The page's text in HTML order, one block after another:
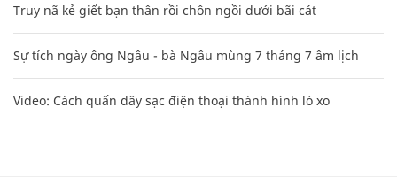
Truy nã kẻ giết bạn thân rồi chôn ngồi dưới bãi cát
Sự tích ngày ông Ngâu - bà Ngâu mùng 7 tháng 7 âm lịch
Video: Cách quấn dây sạc điện thoại thành hình lò xo